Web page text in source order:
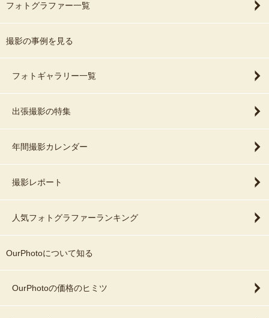
フォトグラファー一覧
撮影の事例を見る
フォトギャラリー一覧
出張撮影の特集
年間撮影カレンダー
撮影レポート
人気フォトグラファーランキング
OurPhotoについて知る
OurPhotoの価格のヒミツ